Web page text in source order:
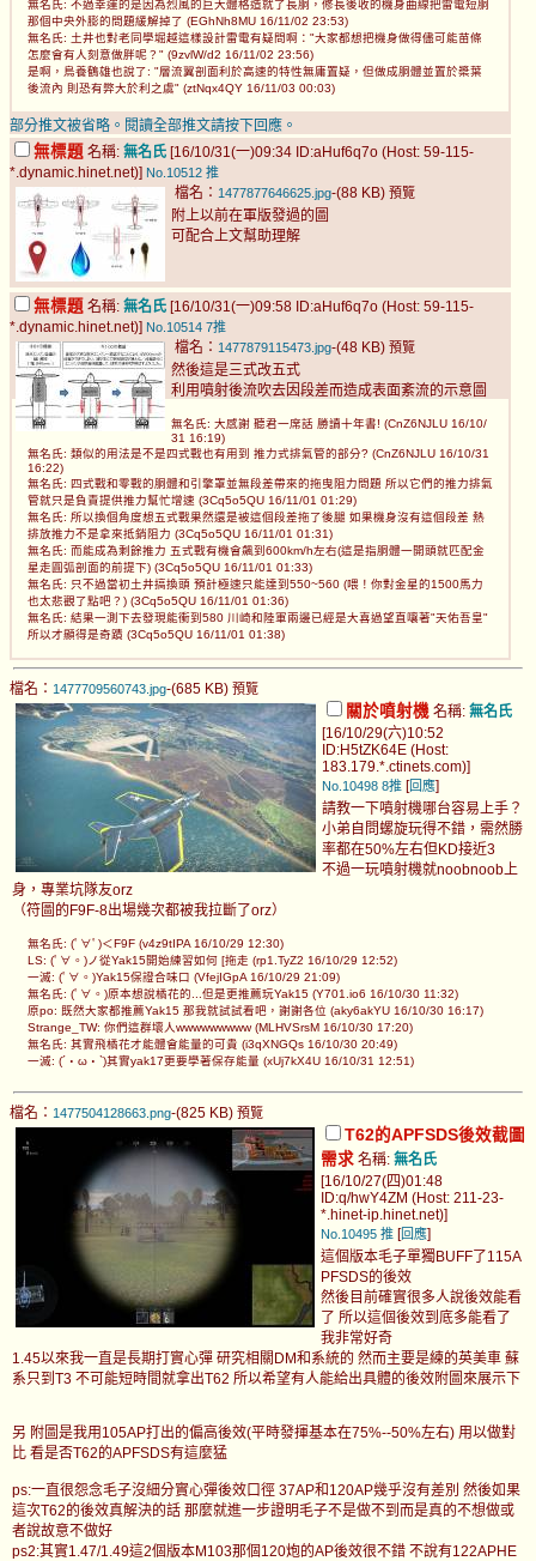
無名氏: 不過幸運的是因為烈風的巨大體格造就了長胴，修長後收的機身曲線把雷電短胴
那個中央外膨的問題緩解掉了 (EGhNh8MU 16/11/02 23:53)
無名氏: 土井也對老同學堀越這樣設計雷電有疑問啊："大家都想把機身做得儘可能苗條
怎麼會有人刻意做胖呢？" (9zvlW/d2 16/11/02 23:56)
是啊，鳥養鶴雄也說了: "層流翼剖面利於高速的特性無庸置疑，但做成胴體並置於槳葉
後流內 則恐有弊大於利之虞" (ztNqx4QY 16/11/03 00:03)
部分推文被省略。閱讀全部推文請按下回應。
無標題 名稱: 無名氏 [16/10/31(一)09:34 ID:aHuf6q7o (Host: 59-115-
*.dynamic.hinet.net)] No.10512 推
檔名： 1477877646625.jpg-(88 KB) 預覽
附上以前在軍版發過的圖
可配合上文幫助理解
無標題 名稱: 無名氏 [16/10/31(一)09:58 ID:aHuf6q7o (Host: 59-115-
*.dynamic.hinet.net)] No.10514 7推
檔名： 1477879115473.jpg-(48 KB) 預覽
然後這是三式改五式
利用噴射後流吹去因段差而造成表面紊流的示意圖
無名氏: 大感謝 聽君一席話 勝讀十年書! (CnZ6NJLU 16/10/
31 16:19)
無名氏: 類似的用法是不是四式戰也有用到 推力式排氣管的部分? (CnZ6NJLU 16/10/31
16:22)
無名氏: 四式戰和零戰的胴體和引擎罩並無段差帶來的拖曳阻力問題 所以它們的推力排氣
管就只是負責提供推力幫忙增速 (3Cq5o5QU 16/11/01 01:29)
無名氏: 所以換個角度想五式戰果然還是被這個段差拖了後腿 如果機身沒有這個段差 熱
排放推力不是拿來抵銷阻力 (3Cq5o5QU 16/11/01 01:31)
無名氏: 而能成為剩餘推力 五式戰有機會飆到600km/h左右(這是指胴體一開頭就匹配金
星走圓弧剖面的前提下) (3Cq5o5QU 16/11/01 01:33)
無名氏: 只不過當初土井搞換頭 預計極速只能達到550~560 (喂！你對金星的1500馬力
也太悲觀了點吧？) (3Cq5o5QU 16/11/01 01:36)
無名氏: 結果一測下去發現能衝到580 川崎和陸軍兩邊已經是大喜過望直嚷著"天佑吾皇"
所以才顯得是奇蹟 (3Cq5o5QU 16/11/01 01:38)
檔名： 1477709560743.jpg-(685 KB) 預覽
關於噴射機 名稱: 無名氏
[16/10/29(六)10:52
ID:H5tZK64E (Host:
183.179.*.ctinets.com)]
No.10498 8推 [回應]
請教一下噴射機哪台容易上手？
小弟自問螺旋玩得不錯，需然勝
率都在50%左右但KD接近3
不過一玩噴射機就noobnoob上
身，專業坑隊友orz
（符圖的F9F-8出場幾次都被我拉斷了orz）
無名氏: (ﾟ∀ﾟ)＜F9F (v4z9tIPA 16/10/29 12:30)
LS: (ﾟ∀。)ノ從Yak15開始練習如何 [拖走 (rp1.TyZ2 16/10/29 12:52)
一滅: (ﾟ∀。)Yak15保證合味口 (VfejIGpA 16/10/29 21:09)
無名氏: (ﾟ∀。)原本想說橘花的...但是更推薦玩Yak15 (Y701.io6 16/10/30 11:32)
原po: 既然大家都推薦Yak15 那我就試試看吧，謝謝各位 (aky6akYU 16/10/30 16:17)
Strange_TW: 你們這群壞人wwwwwwwww (MLHVSrsM 16/10/30 17:20)
無名氏: 其實飛橘花才能體會能量的可貴 (i3qXNGQs 16/10/30 20:49)
一滅: (´・ω・`)其實yak17更要學著保存能量 (xUj7kX4U 16/10/31 12:51)
檔名： 1477504128663.png-(825 KB) 預覽
T62的APFSDS後效截圖
需求 名稱: 無名氏
[16/10/27(四)01:48
ID:q/hwY4ZM (Host: 211-23-
*.hinet-ip.hinet.net)]
No.10495 推 [回應]
這個版本毛子單獨BUFF了115A
PFSDS的後效
然後目前確實很多人說後效能看
了 所以這個後效到底多能看了
我非常好奇
1.45以來我一直是長期打實心彈 研究相關DM和系統的 然而主要是練的英美車 蘇
系只到T3 不可能短時間就拿出T62 所以希望有人能給出具體的後效附圖來展示下
另 附圖是我用105AP打出的偏高後效(平時發揮基本在75%--50%左右) 用以做對
比 看是否T62的APFSDS有這麼猛
ps:一直很怨念毛子沒細分實心彈後效口徑 37AP和120AP幾乎沒有差別 然後如果
這次T62的後效真解決的話 那麼就進一步證明毛子不是做不到而是真的不想做或
者說故意不做好
ps2:其實1.47/1.49這2個版本M103那個120炮的AP後效很不錯 不說有122APHE